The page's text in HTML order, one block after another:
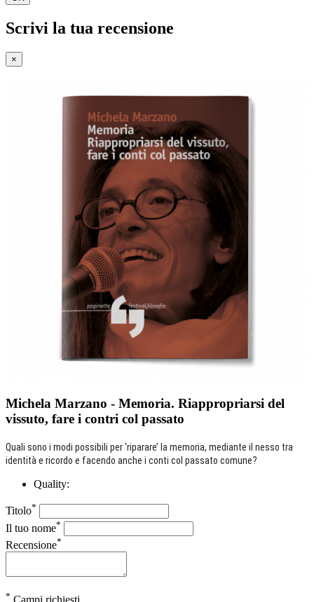
Scrivi la tua recensione
×
Michela Marzano - Memoria. Riappropriarsi del
vissuto, fare i contri col passato
Quali sono i modi possibili per ‘riparare’ la memoria, mediante il nesso tra
identità e ricordo e facendo anche i conti col passato comune?
Quality:
Titolo*
Il tuo nome*
Recensione*
*